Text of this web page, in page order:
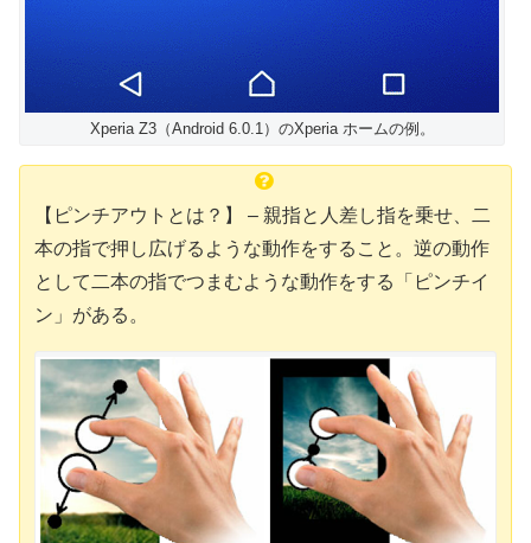
Xperia Z3（Android 6.0.1）のXperia ホームの例。
【ピンチアウトとは？】 – 親指と人差し指を乗せ、二
本の指で押し広げるような動作をすること。逆の動作
として二本の指でつまむような動作をする「ピンチイ
ン」がある。